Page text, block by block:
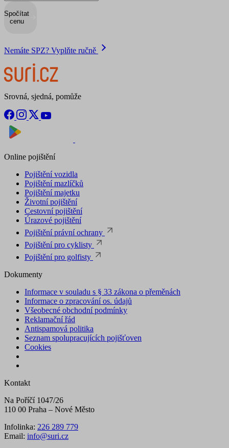
Spočítat
cenu
Nemáte SPZ? Vyplňte ručně
Srovná, sjedná, pomůže
Online pojištění
Pojištění vozidla
Pojištění mazlíčků
Pojištění majetku
Životní pojištění
Cestovní pojištění
Úrazové pojištění
Pojištění právní ochrany
Pojištění pro cyklisty
Pojištění pro golfisty
Dokumenty
Informace v souladu s § 33 zákona o přeměnách
Informace o zpracování os. údajů
Všeobecné obchodní podmínky
Reklamační řád
Antispamová politika
Seznam spolupracujících pojišťoven
Cookies
Kontakt
Na Poříčí 1047/26
110 00 Praha – Nové Město
Infolinka: 226 289 779
Email: info@suri.cz